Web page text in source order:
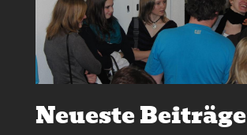
Neueste Beiträge